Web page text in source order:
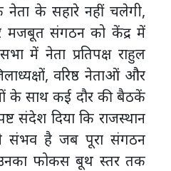
नेता के सहारे नहीं चलेगी,
मजबूत संगठन को केंद्र में
में नेता प्रतिपक्ष राहुल
वरिष्ठ नेताओं और
के साथ कई दौर की बैठकें
संदेश दिया कि राजस्थान
संभव है जब पूरा संगठन
फोकस बूथ स्तर तक